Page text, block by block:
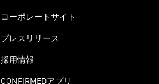
コーポレートサイト
プレスリリース
採用情報
CONFIRMEDアプリ